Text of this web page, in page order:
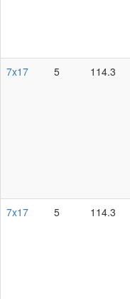
7x17 5 114.3
7x17 5 114.3